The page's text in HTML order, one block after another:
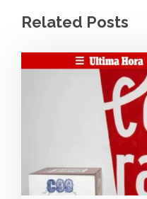
Related Posts